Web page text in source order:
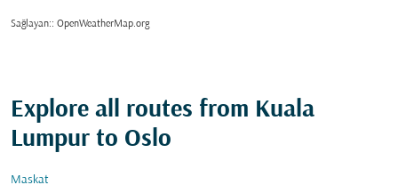
Sağlayan:: OpenWeatherMap.org
Explore all routes from Kuala
Lumpur to Oslo
Maskat